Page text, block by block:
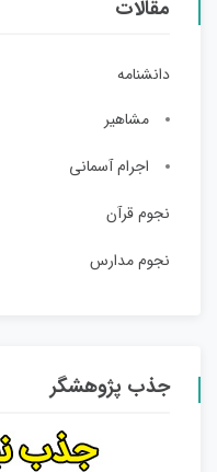
مقالات
دانشنامه
مشاهیر
اجرام آسمانی
نجوم قرآن
نجوم مدارس
جذب پژوهشگر